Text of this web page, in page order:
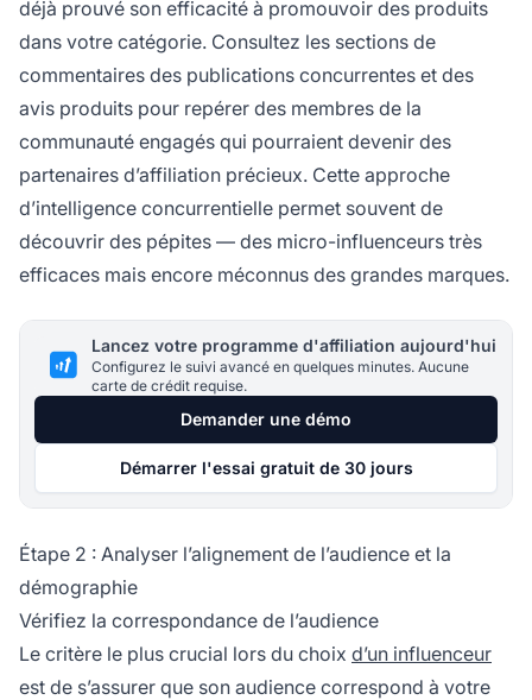
déjà prouvé son efficacité à promouvoir des produits
dans votre catégorie. Consultez les sections de
commentaires des publications concurrentes et des
avis produits pour repérer des membres de la
communauté engagés qui pourraient devenir des
partenaires d’affiliation précieux. Cette approche
d’intelligence concurrentielle permet souvent de
découvrir des pépites — des micro-influenceurs très
efficaces mais encore méconnus des grandes marques.
Lancez votre programme d'affiliation aujourd'hui
Configurez le suivi avancé en quelques minutes. Aucune
carte de crédit requise.
Demander une démo
Démarrer l'essai gratuit de 30 jours
Étape 2 : Analyser l’alignement de l’audience et la
démographie
Vérifiez la correspondance de l’audience
Le critère le plus crucial lors du choix d’un influenceur
est de s’assurer que son audience correspond à votre